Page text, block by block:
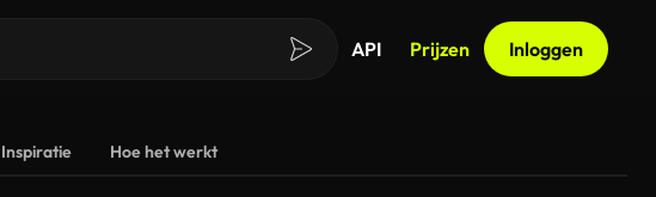
API Prijzen Inloggen
Inspiratie Hoe het werkt